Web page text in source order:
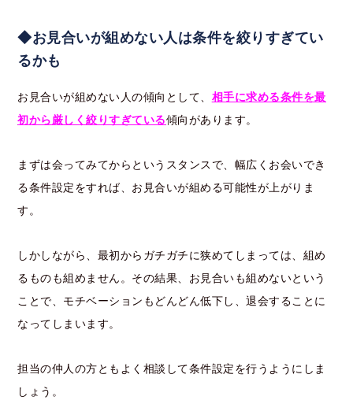
◆お見合いが組めない人は条件を絞りすぎてい
るかも
お見合いが組めない人の傾向として、 相手に求める条件を最
初から厳しく絞りすぎている傾向があります。
まずは会ってみてからというスタンスで、幅広くお会いでき
る条件設定をすれば、お見合いが組める可能性が上がりま
す。
しかしながら、最初からガチガチに狭めてしまっては、組め
るものも組めません。その結果、お見合いも組めないという
ことで、モチベーションもどんどん低下し、退会することに
なってしまいます。
担当の仲人の方ともよく相談して条件設定を行うようにしま
しょう。